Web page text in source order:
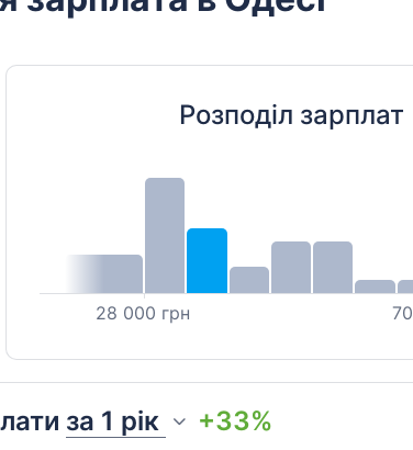
Розподіл зарплат
28 000 грн
за 1 рік +33%